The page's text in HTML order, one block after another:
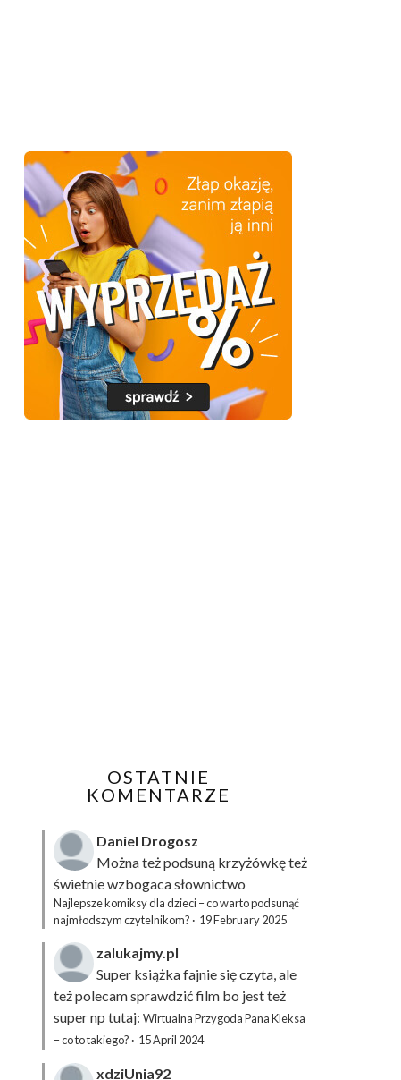
OSTATNIE
KOMENTARZE
Daniel Drogosz
Można też podsuną krzyżówkęteż
świetnie wzbogaca słownictwo
Najlepsze komiksy dla dzieci – co warto podsunąć
najmłodszym czytelnikom? · 19 February 2025
zalukajmy.pl
Super książka fajnie się czyta, ale
też polecam sprawdzić film bo jest też
super np tutaj: Wirtualna Przygoda Pana Kleksa
– co to takiego? · 15 April 2024
xdziUnia92